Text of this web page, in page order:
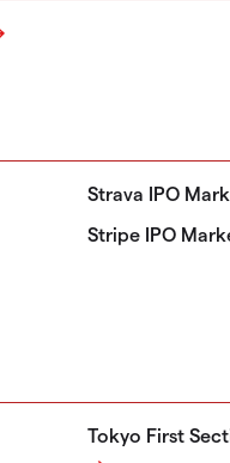
Strava IPO
Stripe IPO
Tokyo First